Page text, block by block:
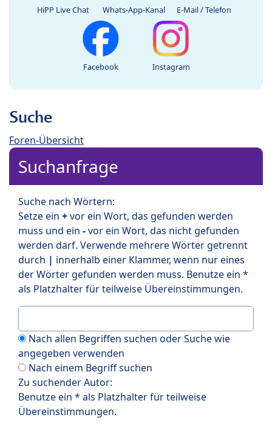
HiPP Live Chat Whats-App-Kanal E-Mail / Telefon
Facebook Instagram
Suche
Foren-Übersicht
Suchanfrage
Suche nach Wörtern:
Setze ein +vor ein Wort, das gefunden werden
muss und ein -vor ein Wort, das nicht gefunden
werden darf. Verwende mehrere Wörter getrennt
durch | innerhalb einer Klammer, wenn nur eines
der Wörter gefunden werden muss. Benutze ein *
als Platzhalter für teilweise Übereinstimmungen.
Nach allen Begriffen suchen oder Suche wie
angegeben verwenden
Nach einem Begriff suchen
Zu suchender Autor:
Benutze ein * als Platzhalter für teilweise
Übereinstimmungen.